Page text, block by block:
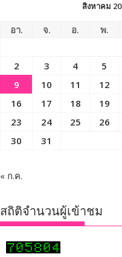
สิงหาคม
อา. จ. อ. พ.
2
3 4 5
9
10 11 12
16
17 18 19
23
24 25 26
30
31
« ก.ค.
สถิติจำนวนผู้เข้าชม